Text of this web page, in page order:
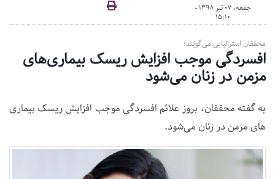
جمعه، 07 تیر 1398 -
15:10
محققان استرالیایی می‌گویند؛
افسردگی موجب افزایش ریسک بیماری‌های
مزمن در زنان می‌شود
به گفته محققان، بروز علائم افسردگی موجب افزایش ریسک بیماری
های مزمن در زنان می‌شود.